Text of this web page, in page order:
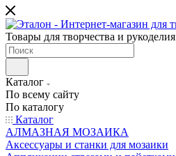
Товары для творчества и рукоделия
Каталог
По всему сайту
По каталогу
Каталог
АЛМАЗНАЯ МОЗАИКА
Аксессуары и станки для мозаики